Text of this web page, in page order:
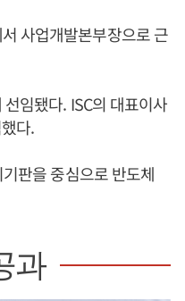
사업개발본부장으로 근
임됐다. ISC의 대표이사
다.
판을 중심으로 반도체
과